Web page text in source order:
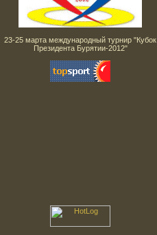
23-25 марта международный турнир "Кубок
Президента Бурятии-2012"